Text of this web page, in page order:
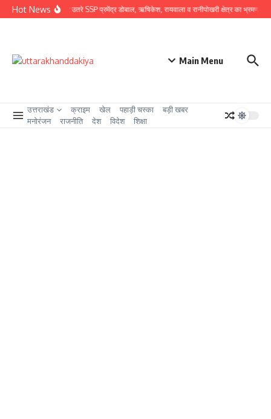
Skip to content
Hot News
ग्राउंड जीरो पर उतरे SSP प्रमेंद्र डोबाल, ऋषिकेश, रायवाला व रानीपोखरी क्षेत्र का भ्रमण कर
Main Menu
उत्तराखंड क्राइम खेल पहाड़ी चस्का
बड़ी खबर
मनोरंजन
राजनीति देश विदेश शिक्षा